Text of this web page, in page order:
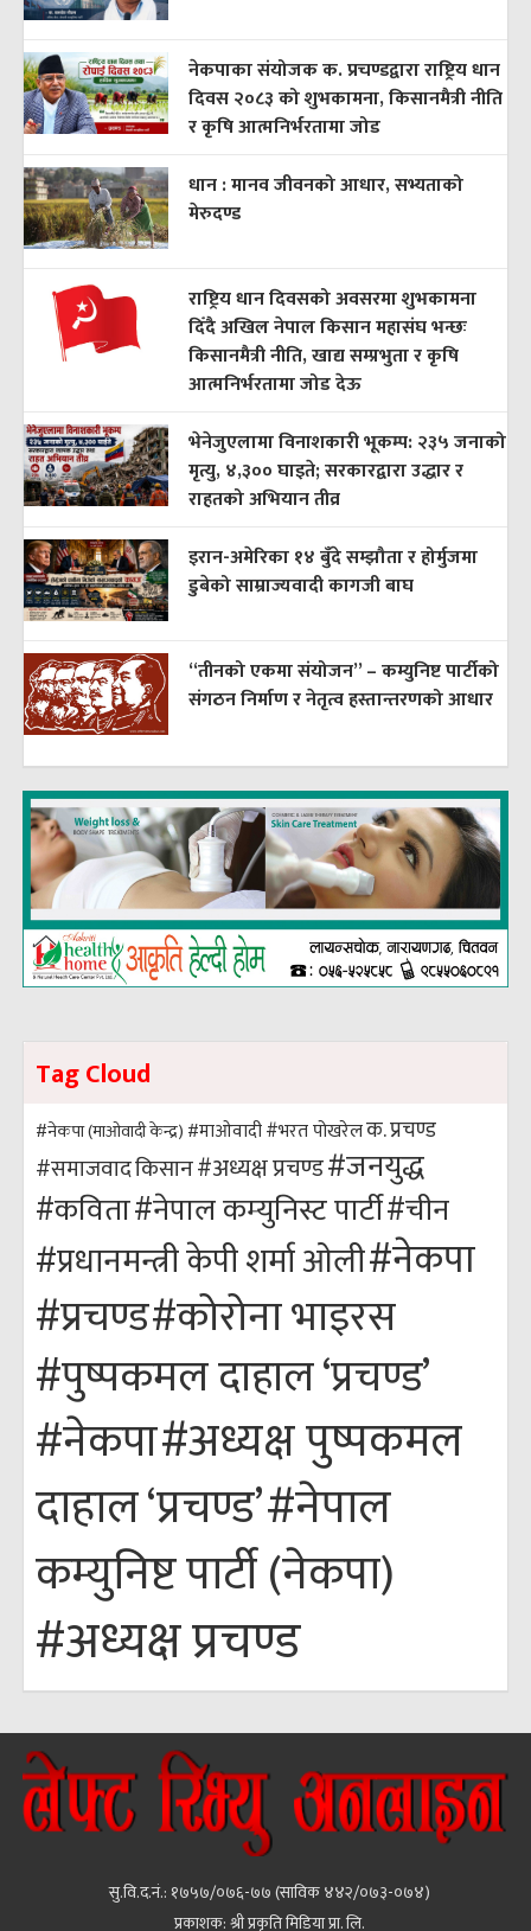
नेकपाका संयोजक क. प्रचण्डद्वारा राष्ट्रिय धान
दिवस २०८३ को शुभकामना, किसानमैत्री नीति
र कृषि आत्मनिर्भरतामा जोड
धान : मानव जीवनको आधार, सभ्यताको
मेरुदण्ड
राष्ट्रिय धान दिवसको अवसरमा शुभकामना
दिँदै अखिल नेपाल किसान महासंघ भन्छः
किसानमैत्री नीति, खाद्य सम्प्रभुता र कृषि
आत्मनिर्भरतामा जोड देऊ
भेनेजुएलामा विनाशकारी भूकम्प: २३५ जनाको
मृत्यु, ४,३०० घाइते; सरकारद्वारा उद्धार र
राहतको अभियान तीव्र
इरान-अमेरिका १४ बुँदे सम्झौता र होर्मुजमा
डुबेको साम्राज्यवादी कागजी बाघ
“तीनको एकमा संयोजन” – कम्युनिष्ट पार्टीको
संगठन निर्माण र नेतृत्व हस्तान्तरणको आधार
Tag Cloud
#नेकपा (माओवादी केन्द्र) #माओवादी#भरत पोखरेलक. प्रचण्ड
#समाजवादकिसान#अध्यक्ष प्रचण्ड#जनयुद्ध
#कविता#नेपाल कम्युनिस्ट पार्टी#चीन
#प्रधानमन्त्री केपी शर्मा ओली#नेकपा
#प्रचण्ड#कोरोना भाइरस
#पुष्पकमल दाहाल ‘प्रचण्ड’
#नेकपा#अध्यक्ष पुष्पकमल
दाहाल ‘प्रचण्ड’#नेपाल
कम्युनिष्ट पार्टी (नेकपा)
#अध्यक्ष प्रचण्ड
सु.वि.द.नं.: १७५७/०७६-७७ (साविक ४४२/०७३-०७४)
प्रकाशक: श्री प्रकृति मिडिया प्रा. लि.